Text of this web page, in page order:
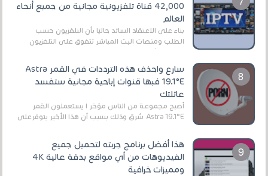
42,000 قناة تلفزيونية مجانية من جميع أنحاء
العالم
بناءً على الاعتقاد السائد حاليًا بأن التلفزيون حسب
الطلب ومنصات البث المباشر تتفوق على التلفزيون
سارع واحذف هذه الترددات في القمر Astra
19.1°E فبها قنوات إباحية مجانية ستفسد
عائلتك
أصبح مجموعة من الناس مؤخر ا يستعملون القمر
Astra 19.1°E شرق وذلك بسبب أن هذا الأخير يتوفرعلى
هذا أفضل برنامج جربته لتحميل جميع
الفيديوهات من أي مواقع بدقة عالية 4K
ومميزات خرافية